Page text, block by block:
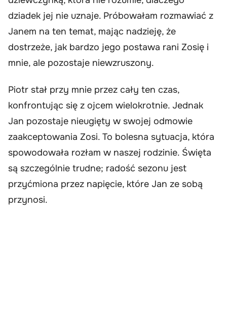
dziadek jej nie uznaje. Próbowałam rozmawiać z
Janem na ten temat, mając nadzieję, że
dostrzeże, jak bardzo jego postawa rani Zosię i
mnie, ale pozostaje niewzruszony.
Piotr stał przy mnie przez cały ten czas,
konfrontując się z ojcem wielokrotnie. Jednak
Jan pozostaje nieugięty w swojej odmowie
zaakceptowania Zosi. To bolesna sytuacja, która
spowodowała rozłam w naszej rodzinie. Święta
są szczególnie trudne; radość sezonu jest
przyćmiona przez napięcie, które Jan ze sobą
przynosi.